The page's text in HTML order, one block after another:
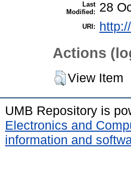
Last
Modified:
28
URI:
Actions
View Item
UMB Repository is
Electronics and
information and